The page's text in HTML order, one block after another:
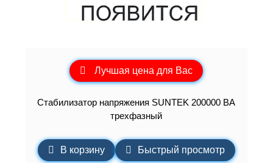
Лучшая цена для Вас
Стабилизатор напряжения SUNTEK 200000 ВА
трехфазный
В корзину Быстрый просмотр